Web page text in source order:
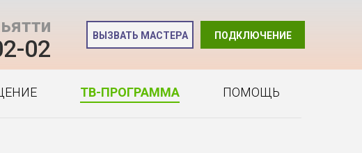
02 ПОДКЛЮЧЕНИЕ
ВЫЗВАТЬ МАСТЕРА
ТВ-ПРОГРАММА ПОМОЩЬ